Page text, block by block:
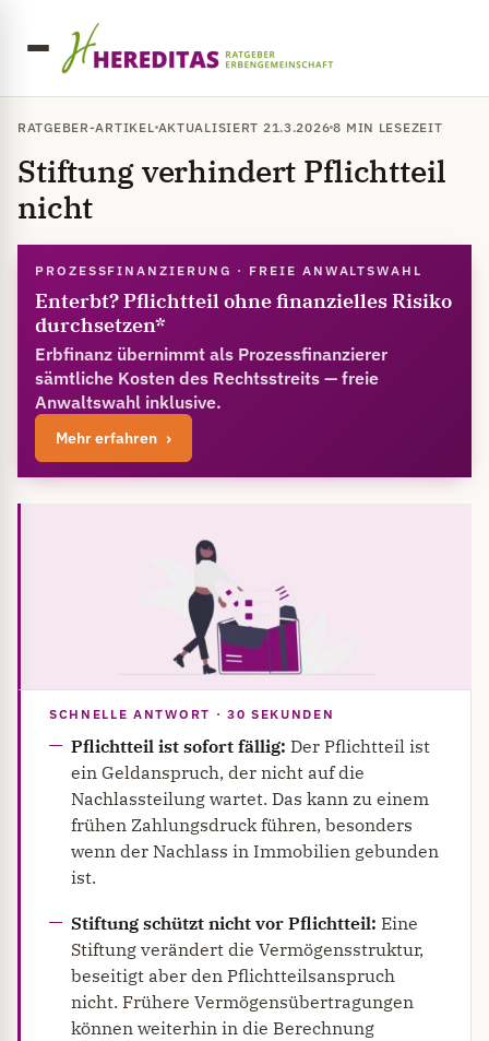
RATGEBER-ARTIKEL AKTUALISIERT 21.3.2026 8 MIN LESEZEIT
Stiftung verhindert Pflichtteil
nicht
PROZESSFINANZIERUNG · FREIE ANWALTSWAHL
Enterbt? Pflichtteil ohne finanzielles Risiko
durchsetzen*
Erbfinanz übernimmt als Prozessfinanzierer
sämtliche Kosten des Rechtsstreits — freie
Anwaltswahl inklusive.
Mehr erfahren
SCHNELLE ANTWORT · 30 SEKUNDEN
Pflichtteil ist sofort fällig: Der Pflichtteil ist
ein Geldanspruch, der nicht auf die
Nachlassteilung wartet. Das kann zu einem
frühen Zahlungsdruck führen, besonders
wenn der Nachlass in Immobilien gebunden
ist.
Stiftung schützt nicht vor Pflichtteil: Eine
Stiftung verändert die Vermögensstruktur,
beseitigt aber den Pflichtteilsanspruch
nicht. Frühere Vermögensübertragungen
können weiterhin in die Berechnung